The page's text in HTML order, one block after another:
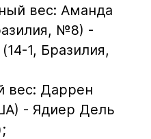
вес: Аманда
№8) -
1, Бразилия,
вес: Даррен
- Ядиер Дель